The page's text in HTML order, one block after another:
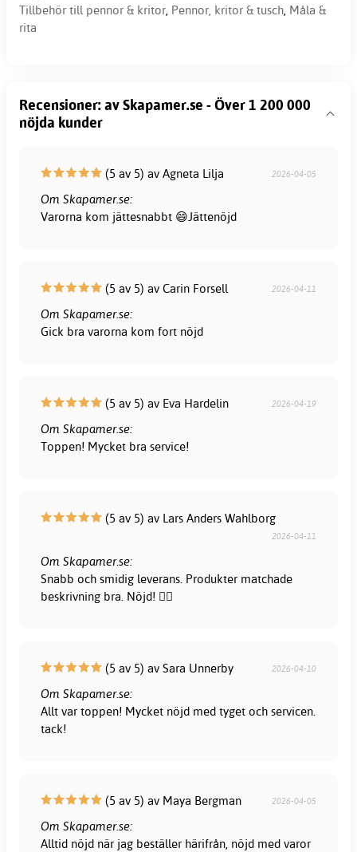
Tillbehör till pennor & kritor, Pennor, kritor & tusch, Måla &
rita
Recensioner: av Skapamer.se - Över 1 200 000
nöjda kunder
(5 av 5) av Agneta Lilja 2026-04-05
Om Skapamer.se:
Varorna kom jättesnabbt 😄Jättenöjd
(5 av 5) av Carin Forsell 2026-04-11
Om Skapamer.se:
Gick bra varorna kom fort nöjd
(5 av 5) av Eva Hardelin 2026-04-19
Om Skapamer.se:
Toppen! Mycket bra service!
(5 av 5) av Lars Anders Wahlborg
2026-04-11
Om Skapamer.se:
Snabb och smidig leverans. Produkter matchade
beskrivning bra. Nöjd! 👍🏻
(5 av 5) av Sara Unnerby 2026-04-10
Om Skapamer.se:
Allt var toppen! Mycket nöjd med tyget och servicen.
tack!
(5 av 5) av Maya Bergman 2026-04-05
Om Skapamer.se:
Alltid nöjd när jag beställer härifrån, nöjd med varor